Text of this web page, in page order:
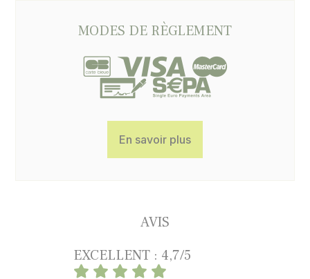
MODES DE RÈGLEMENT
En savoir plus
AVIS
EXCELLENT : 4,7/5